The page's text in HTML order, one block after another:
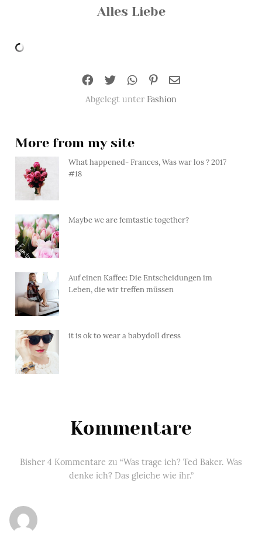
Alles Liebe
Abgelegt unter Fashion
More from my site
What happened- Frances, Was war los ? 2017
#18
Maybe we are femtastic together?
Auf einen Kaffee: Die Entscheidungen im
Leben, die wir treffen müssen
it is ok to wear a babydoll dress
Kommentare
Bisher 4 Kommentare zu “Was trage ich? Ted Baker. Was
denke ich? Das gleiche wie ihr.”